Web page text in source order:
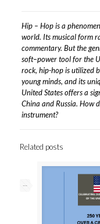
Hip – Hop is a
world. Its musical form
commentary. But the
soft–power tool for the
rock, hip-hop is utilized
young minds, and its
United States offers a
China and Russia. How
instrument?
Related posts
--